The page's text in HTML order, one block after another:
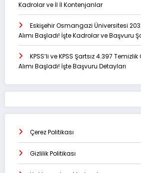
Kadrolar ve İl İl Kontenjanlar
Eskişehir Osmangazi Üniversitesi
Alımı Başladı! İşte Kadrolar ve Başvuru
KPSS’li ve KPSS Şartsız 4.397
Alımı Başladı! İşte Başvuru Detayları
Çerez Politikası
Gizlilik Politikası